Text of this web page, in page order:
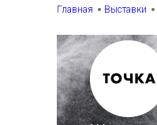
Главная Выставки